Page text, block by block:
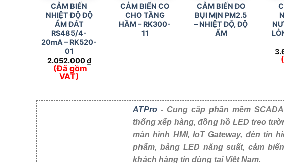
CẢM BIẾN
NHIỆT ĐỘ ĐỘ
ẨM ĐẤT
RS485/4-
20mA – RK520-
01
2.052.000₫
(Đã gồm
VAT)
CẢM BIẾN CO
CHO TẦNG
HẦM – RK300-
11
CẢM BIẾN ĐO
BỤI MỊN PM2.5
– NHIỆT ĐỘ, ĐỘ
ẨM
ATPro- Cung cấp phần mềm
thống xếp hàng, đồng hồ LED treo
màn hình HMI, IoT Gateway, đèn tín
phẩm, bảng LED năng suất, cảm biến công nghiệp,...uy tín